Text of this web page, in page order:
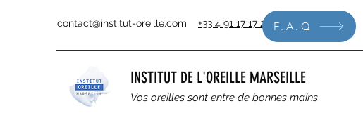
contact@institut-oreille.com +33 4 91 17 17 22 F.A.Q
INSTITUT DE L'OREILLE MARSEILLE
Vos oreilles sont entre de bonnes mains